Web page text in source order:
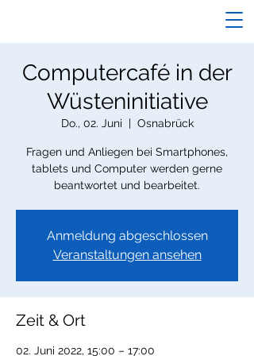
Computercafé in der
Wüsteninitiative
Do., 02. Juni
  |
Osnabrück
Fragen und Anliegen bei Smartphones,
tablets und Computer werden gerne
beantwortet und bearbeitet.
Anmeldung abgeschlossen
Veranstaltungen ansehen
Zeit & Ort
02. Juni 2022, 15:00 – 17:00